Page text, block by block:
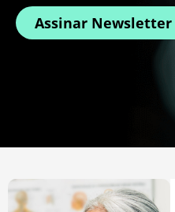
Assinar Newsletter